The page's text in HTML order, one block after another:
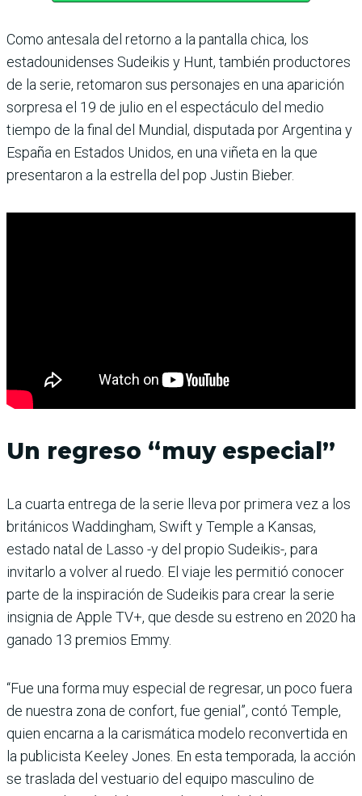
Como antesala del retorno a la pantalla chica, los
estadounidenses Sudeikis y Hunt, también productores
de la serie, retomaron sus personajes en una aparición
sorpresa el 19 de julio en el espectáculo del medio
tiempo de la final del Mundial, disputada por Argentina y
España en Estados Unidos, en una viñeta en la que
presentaron a la estrella del pop Justin Bieber.
Un regreso “muy especial”
La cuarta entrega de la serie lleva por primera vez a los
británicos Waddingham, Swift y Temple a Kansas,
estado natal de Lasso -y del propio Sudeikis-, para
invitarlo a volver al ruedo. El viaje les permitió conocer
parte de la inspiración de Sudeikis para crear la serie
insignia de Apple TV+, que desde su estreno en 2020 ha
ganado 13 premios Emmy.
“Fue una forma muy especial de regresar, un poco fuera
de nuestra zona de confort, fue genial”, contó Temple,
quien encarna a la carismática modelo reconvertida en
la publicista Keeley Jones. En esta temporada, la acción
se traslada del vestuario del equipo masculino de